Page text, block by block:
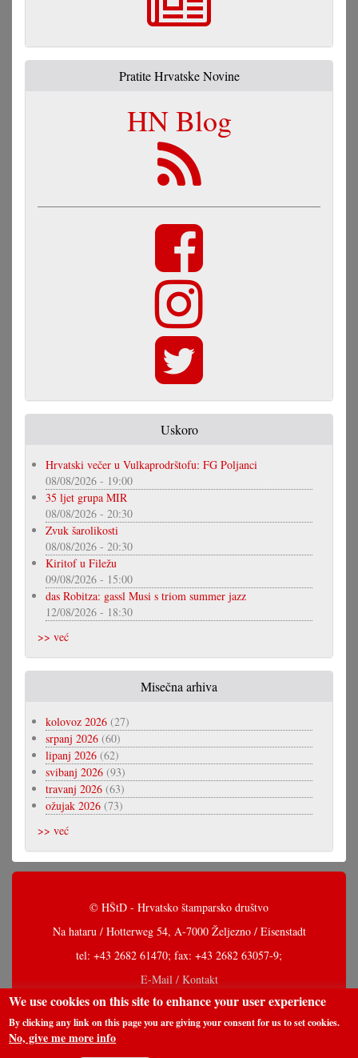
Pratite Hrvatske Novine
HN Blog
Uskoro
Hrvatski večer u Vulkaprodrštofu: FG Poljanci
08/08/2026 - 19:00
35 ljet grupa MIR
08/08/2026 - 20:30
Zvuk šarolikosti
08/08/2026 - 20:30
Kiritof u Filežu
09/08/2026 - 15:00
das Robitza: gassl Musi s triom summer jazz
12/08/2026 - 18:30
>> već
Misečna arhiva
kolovoz 2026 (27)
srpanj 2026 (60)
lipanj 2026 (62)
svibanj 2026 (93)
travanj 2026 (63)
ožujak 2026 (73)
>> već
© HŠtD - Hrvatsko štamparsko društvo
Na hataru / Hotterweg 54, A-7000 Željezno / Eisenstadt
tel: +43 2682 61470; fax: +43 2682 63057-9;
E-Mail / Kontakt
We use cookies on this site to enhance your user experience
By clicking any link on this page you are giving your consent for us to set cookies.
No, give me more info